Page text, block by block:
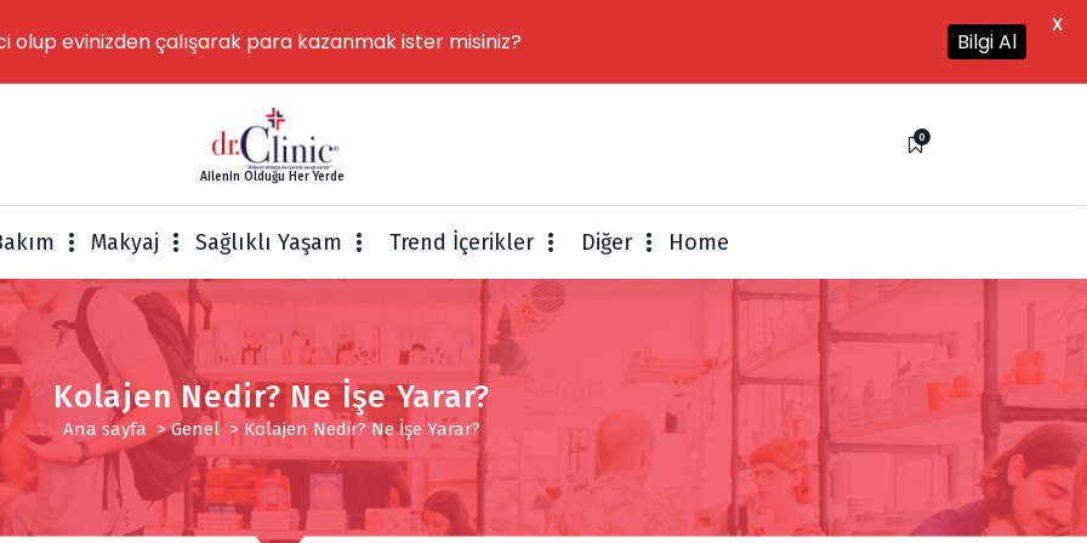
Ailenin Olduğu Her Yerde
0
Makyaj Sağlıklı Yaşam Trend İçerikler Diğer Home
Kolajen Nedir? Ne İşe Yarar?
Ana sayfa >Genel>Kolajen Nedir? Ne İşe Yarar?
olup evinizden çalışarak para kazanmak ister misiniz? Bilgi Al
X